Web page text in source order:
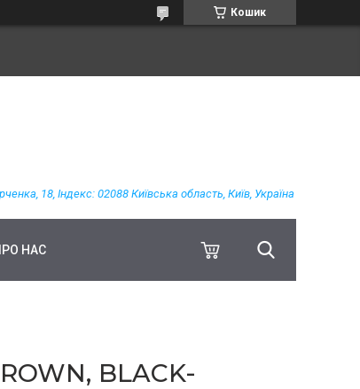
Кошик
18, Індекс: 02088 Київська область, Київ, Україна
НАС
BLACK-